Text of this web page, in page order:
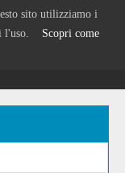
sito utilizziamo i
l'uso. Scopri come